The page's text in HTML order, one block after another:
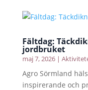
Fältdag:
jordbruket
maj 7, 2026|
Agro Sörmland
inspirerande och